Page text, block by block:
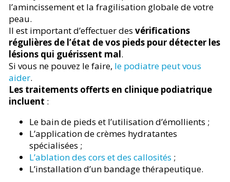
l’amincissement et la fragilisation globale de votre
peau.
Il est important d’effectuer des vérifications
régulières de l’état de vos pieds pour détecter les
lésions qui guérissent mal.
Si vous ne pouvez le faire, le podiatre peut vous
aider.
Les traitements offerts en clinique podiatrique
incluent :
Le bain de pieds et l’utilisation d’émollients ;
L’application de crèmes hydratantes
spécialisées ;
L’ablation des cors et des callosités ;
L’installation d’un bandage thérapeutique.